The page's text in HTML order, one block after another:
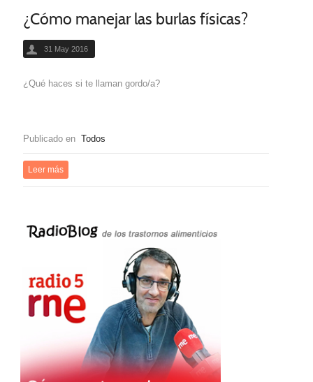
¿Cómo manejar las burlas físicas?
31 May 2016
¿Qué haces si te llaman gordo/a?
Publicado en Todos
Leer más